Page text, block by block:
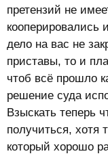
претензий не
кооперировались
дело на вас не
приставы, то и
чтоб всё прошло
решение суда
Взыскать теперь
получиться, хотя
который хорошо